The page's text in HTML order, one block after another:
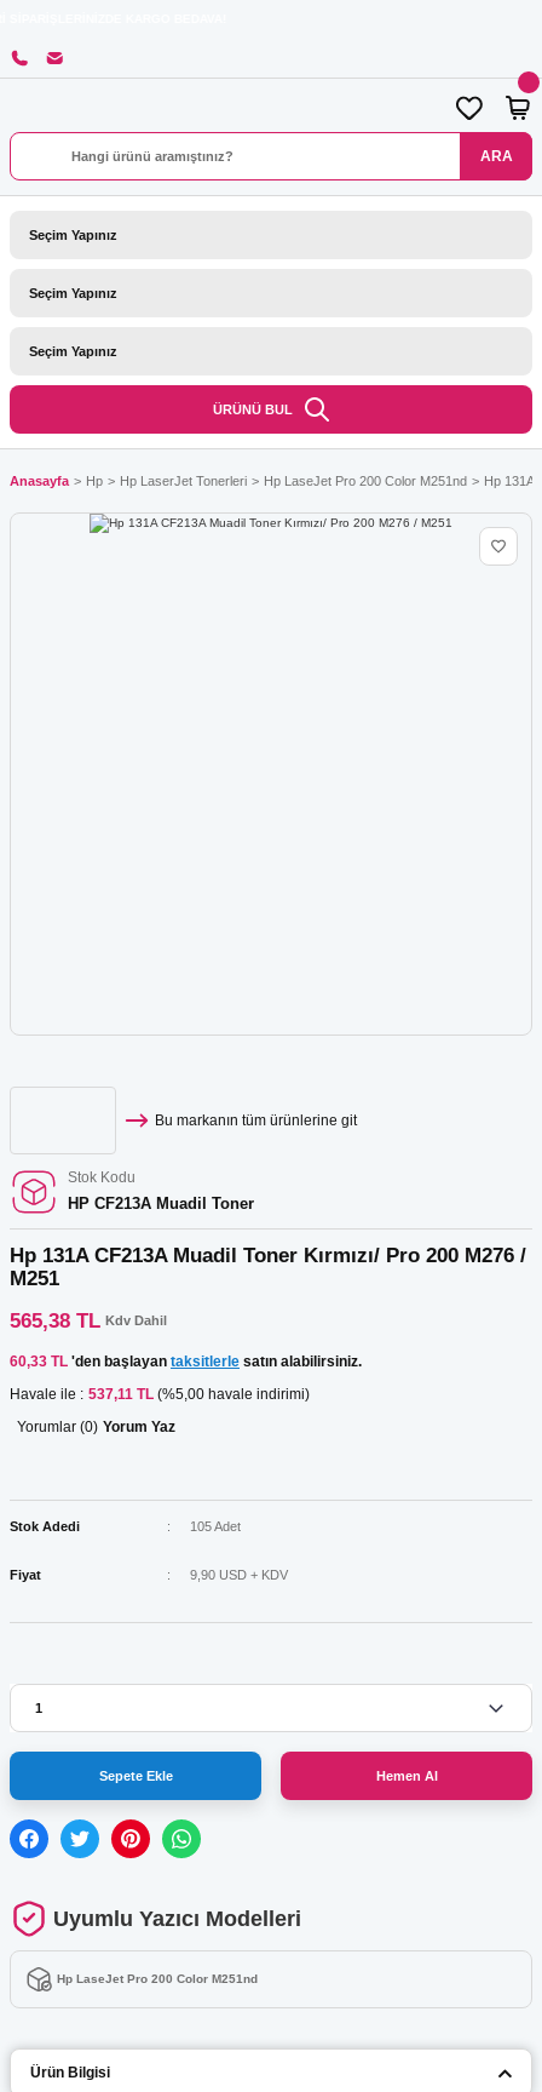
ARA
ÜRÜNÜ BUL
Anasayfa Hp Hp LaserJet Tonerleri Hp LaseJet Pro 200 Color M251nd Hp 131A
Bu markanın tüm ürünlerine git
Stok Kodu
HP CF213A Muadil Toner
Hp 131A CF213A Muadil Toner Kırmızı/ Pro 200 M276 /
M251
565,38 TL Kdv Dahil
60,33 TL 'den başlayan taksitlerle satın alabilirsiniz.
Havale ile : 537,11 TL (%5,00 havale indirimi)
Yorumlar (0) Yorum Yaz
Stok Adedi 105 Adet
Fiyat 9,90 USD + KDV
Sepete Ekle Hemen Al
Uyumlu Yazıcı Modelleri
Hp LaseJet Pro 200 Color M251nd
Ürün Bilgisi